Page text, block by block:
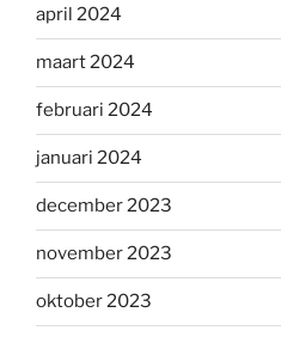
april 2024
maart 2024
februari 2024
januari 2024
december 2023
november 2023
oktober 2023